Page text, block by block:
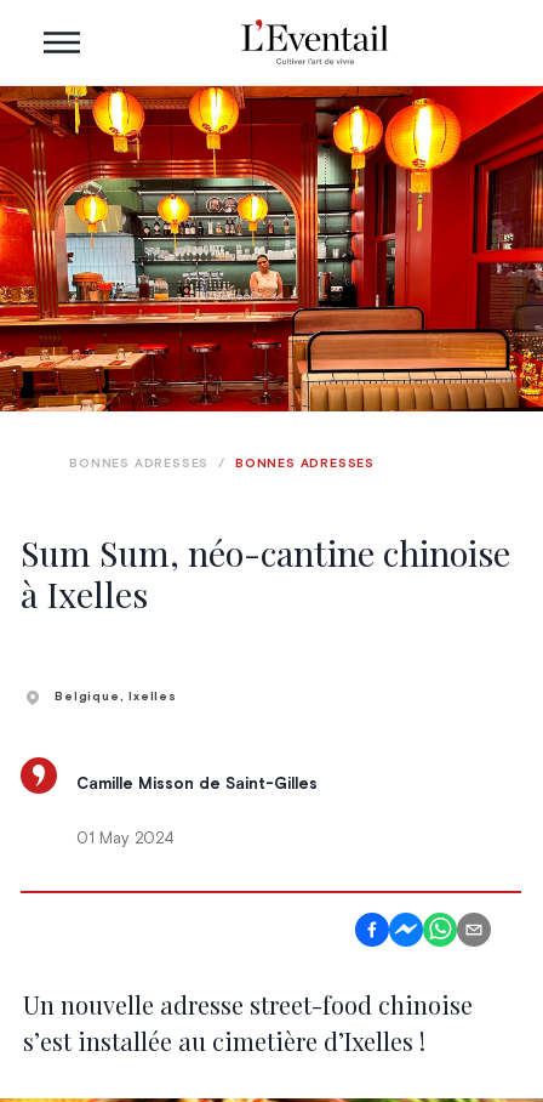
Sum Sum, néo-cantine chinoise
à Ixelles
BONNES ADRESSES / BONNES ADRESSES
Belgique , Ixelles
Camille Misson de Saint-Gilles
01 May 2024
Un nouvelle adresse street-food chinoise
s’est installée au cimetière d’Ixelles !